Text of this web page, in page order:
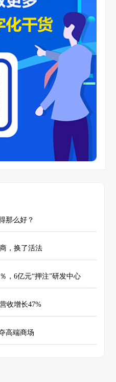
那么好？
，换了活法
，6亿元“押注”研发中心
收增长47%
高端商场